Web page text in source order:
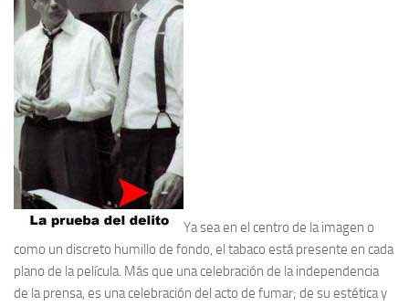
Ya sea en el centro de la imagen o
como un discreto humillo de fondo, el tabaco está presente en cada
plano de la película. Más que una celebración de la independencia
de la prensa, es una celebración del acto de fumar; de su estética y